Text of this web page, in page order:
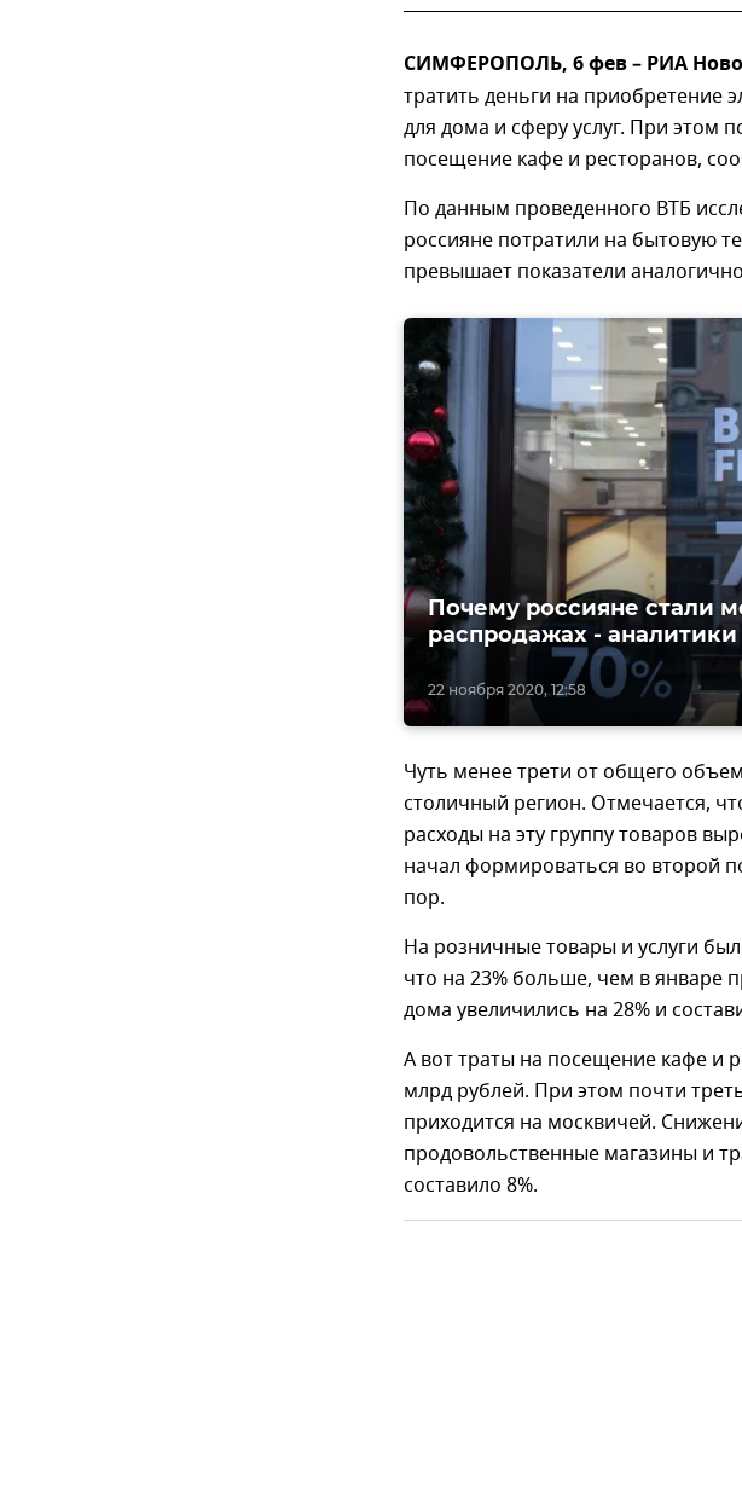
СИМФЕРОПОЛЬ, 6 фев – РИА
тратить деньги на приобретение
для дома и сферу услуг. При этом
посещение кафе и ресторанов,
По данным проведенного ВТБ
россияне потратили на бытовую
превышает показатели
22 ноября 2020, 12:58
Почему россияне стали
распродажах - аналитики
Чуть менее трети от общего
столичный регион. Отмечается,
расходы на эту группу товаров
начал формироваться во второй
пор.
На розничные товары и услуги
что на 23% больше, чем в январе
дома увеличились на 28% и
А вот траты на посещение кафе и
млрд рублей. При этом почти
приходится на москвичей.
продовольственные магазины и
составило 8%.